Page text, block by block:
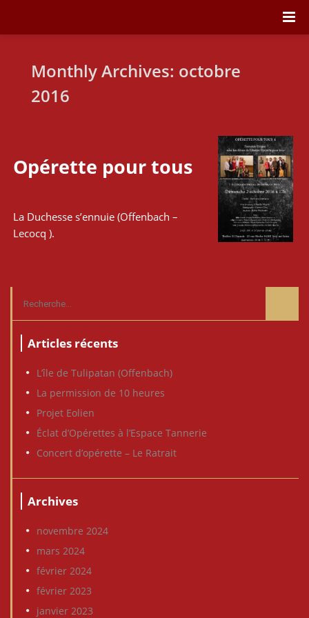
Monthly Archives: octobre
2016
Opérette pour tous
La Duchesse s’ennuie (Offenbach –
Lecocq ).
Articles récents
L’île de Tulipatan (Offenbach)
La permission de 10 heures
Projet Eolien
Éclat d’Opérettes à l’Espace Tannerie
Concert d’opérette – Le Ratrait
Archives
novembre 2024
mars 2024
février 2024
février 2023
janvier 2023